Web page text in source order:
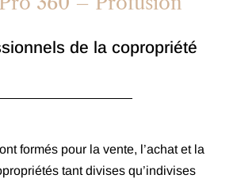
de la copropriété
formés pour la vente, l’achat et la
tant divises qu’indivises